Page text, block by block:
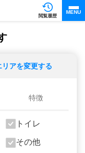
閲覧履歴
MENU
リアを変更する
特徴
トイレ
その他